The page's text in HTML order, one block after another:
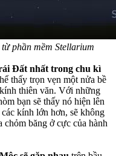
phần mềm Stellarium
Đất nhất trong chu kì
thấy trọn vẹn một nửa bề
thiên văn. Với những
bạn sẽ thấy nó hiện lên
kính lớn hơn, sẽ không
chỏm băng ở cực của hành